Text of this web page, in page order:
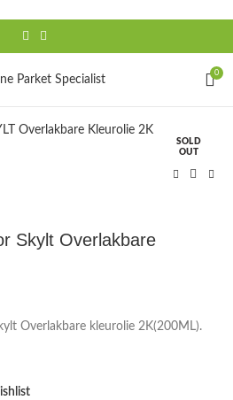
0
SOLD
OUT
Skylt Overlakbare
Overlakbare kleurolie 2K(200ML).